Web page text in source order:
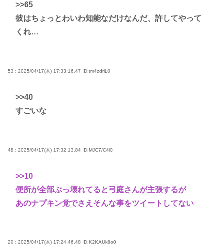
>>65
彼はちょっとわいわ知能なだけなんだ、許してやって
くれ…
53 : 2025/04/17(木) 17:33:16.47 ID:tm4zdriL0
>>40
すごいな
48 : 2025/04/17(木) 17:32:13.84 ID:MJC7/C4i0
>>10
便所が全部ぶっ壊れてると弓庭さんが主張するが
あのナプキン党でさえそんな事をツイートしてない
20 : 2025/04/17(木) 17:24:46.48 ID:K2KAUk8o0